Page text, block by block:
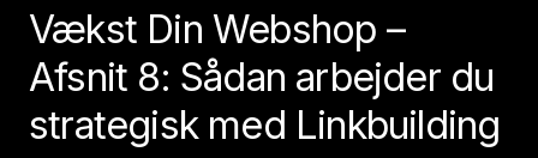
Vækst Din Webshop –
Afsnit 8: Sådan arbejder du
strategisk med Linkbuilding